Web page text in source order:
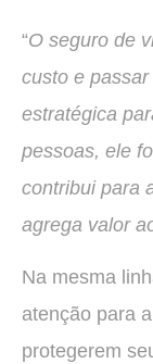
“O seguro de
custo e
estratégica
pessoas, ele
contribui para
agrega valor
Na mesma
atenção para
protegerem